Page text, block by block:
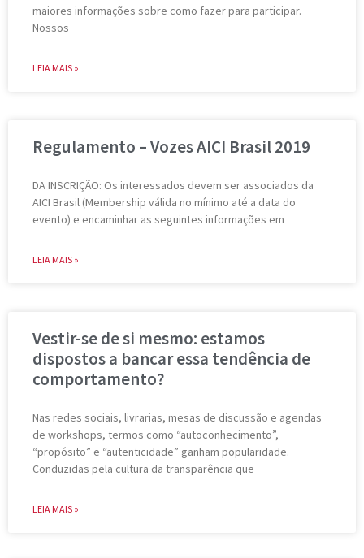
maiores informações sobre como fazer para participar.
Nossos
LEIA MAIS »
Regulamento – Vozes AICI Brasil 2019
DA INSCRIÇÃO: Os interessados devem ser associados da
AICI Brasil (Membership válida no mínimo até a data do
evento) e encaminhar as seguintes informações em
LEIA MAIS »
Vestir-se de si mesmo: estamos
dispostos a bancar essa tendência de
comportamento?
Nas redes sociais, livrarias, mesas de discussão e agendas
de workshops, termos como “autoconhecimento”,
“propósito” e “autenticidade” ganham popularidade.
Conduzidas pela cultura da transparência que
LEIA MAIS »